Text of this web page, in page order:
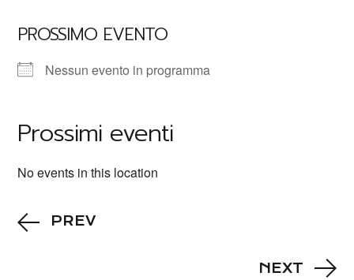
PROSSIMO EVENTO
Nessun evento in programma
Prossimi eventi
No events in this location
PREV
NEXT